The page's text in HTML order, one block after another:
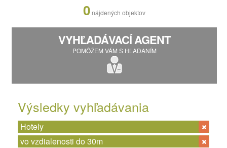
0 nájdených objektov
VYHĽADÁVACÍ AGENT
POMÔŽEM VÁM S HĽADANÍM
Výsledky vyhľadávania
Hotely
vo vzdialenosti do 30m